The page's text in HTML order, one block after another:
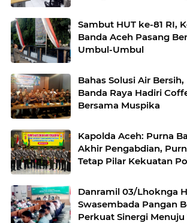
Sambut HUT ke-81 RI,
Banda Aceh Pasang
Umbul-Umbul
Bahas Solusi Air
Banda Raya Hadiri
Bersama Muspika
Kapolda Aceh: Purna
Akhir Pengabdian,
Tetap Pilar Kekuatan
Danramil 03/Lhoknga
Swasembada Pangan
Perkuat Sinergi Menuju